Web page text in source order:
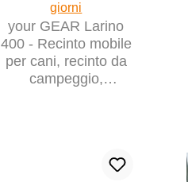
giorni
your GEAR Larino
400 - Recinto mobile
per cani, recinto da
campeggio,